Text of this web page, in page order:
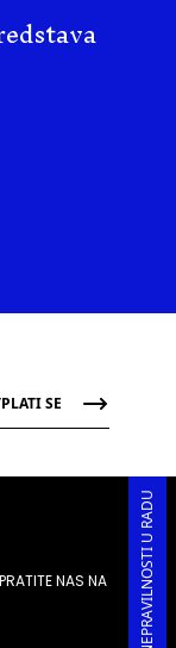
SE
PRATITE NAS NA